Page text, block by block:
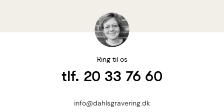
Ring til os
tlf. 20 33 76 60
info@dahlsgravering.dk